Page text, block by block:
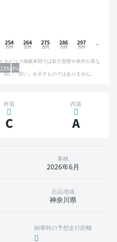
13%9%
254 264 275 286 297
モビリコ掲載車両では取引形態や条件が異な
い、安い」を示すものではありません。
外装
C
内装
A
車検
2026年6月
出品地域
神奈川県
納車時の予想走行距離